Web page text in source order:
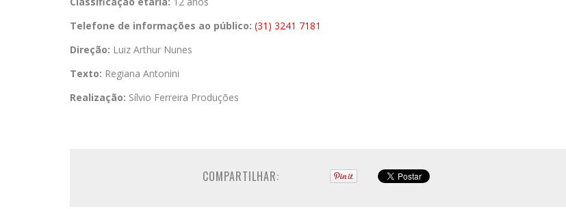
Telefone de informações ao público: (31) 3241 7181
Direção: Luiz Arthur Nunes
Texto: Regiana Antonini
Realização: Sílvio Ferreira Produções
COMPARTILHAR: